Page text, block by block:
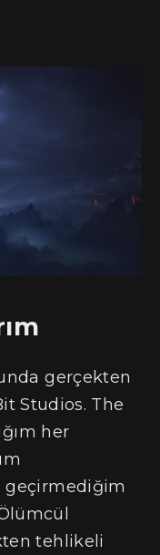
gerçekten
Studios. The
her
geçirmediğim
tehlikeli